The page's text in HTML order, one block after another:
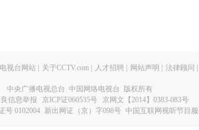
视台网站 关于CCTV.com 人才招聘 网站声明 法律顾问
中央广播电视总台 中国网络电视台 版权所有
信息举报
京ICP证060535号
京网文【2014】0383-083号
号 0102004 新出网证（京）字098号 中国互联网视听节目